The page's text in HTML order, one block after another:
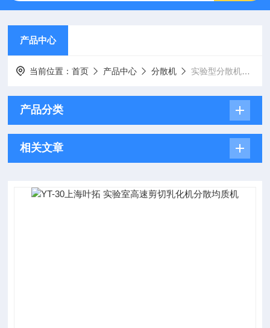
产品中心
当前位置：首页 产品中心 分散机 实验型分散机圆管
产品分类
相关文章